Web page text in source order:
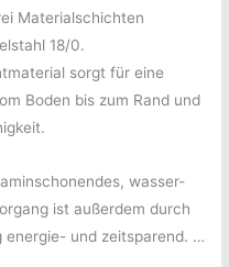
Materialschichten
18/0.
sorgt für eine
Boden bis zum Rand und
wasser-
ist außerdem durch
energie- und zeitsparend. …